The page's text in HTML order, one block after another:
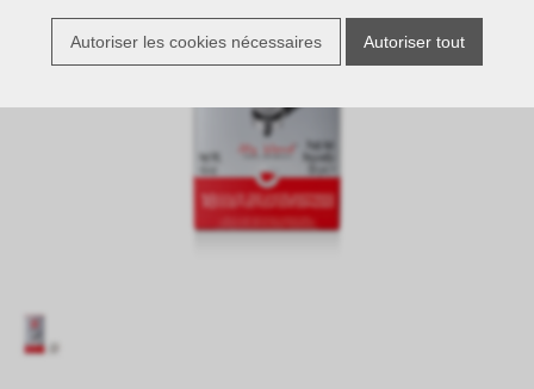
Autoriser les cookies nécessaires Autoriser tout